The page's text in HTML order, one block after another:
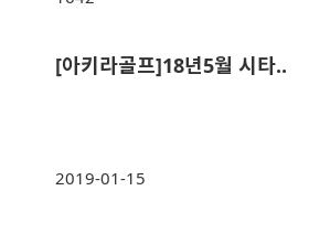
[아키라골프]18년5월 시타..
2019-01-15